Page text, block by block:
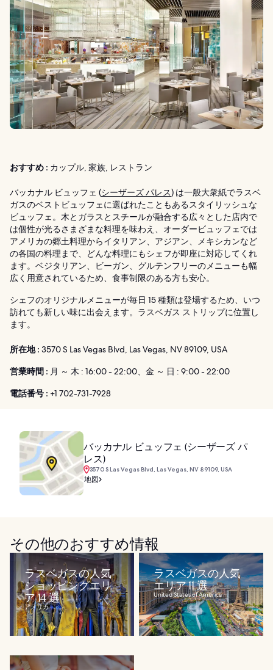
おすすめ : カップル, 家族, レストラン
バッカナル ビュッフェ (シーザーズ パレス) は一般大衆紙でラスベ
ガスのベストビュッフェに選ばれたこともあるスタイリッシュな
ビュッフェ。木とガラスとスチールが融合する広々とした店内で
は個性が光るさまざまな料理を味わえ、オーダービュッフェでは
アメリカの郷土料理からイタリアン、アジアン、メキシカンなど
の各国の料理まで、どんな料理にもシェフが即座に対応してくれ
ます。ベジタリアン、ビーガン、グルテンフリーのメニューも幅
広く用意されているため、食事制限のある方も安心。
シェフのオリジナルメニューが毎日 15 種類は登場するため、いつ
訪れても新しい味に出会えます。ラスベガス ストリップに位置し
ます。
所在地 : 3570 S Las Vegas Blvd, Las Vegas, NV 89109, USA
営業時間 : 月 ～ 木 : 16:00 - 22:00、金 ～ 日 : 9:00 - 22:00
電話番号 : +1 702-731-7928
バッカナル ビュッフェ (シーザーズ パ
レス)
3570 S Las Vegas Blvd, Las Vegas, NV 89109, USA
地図
その他のおすすめ情報
ラスベガスの人気
ショッピングエリ
ア 14 選
アメリカ
ラスベガスの人気
エリア 11 選
United States of America